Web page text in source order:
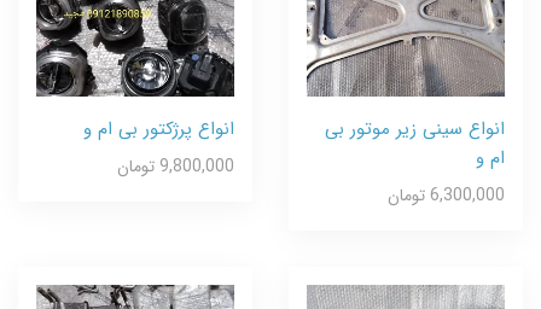
انواع سینی زیر موتور بی
ام و
6,300,000 تومان
انواع پرژکتور بی ام و
9,800,000 تومان